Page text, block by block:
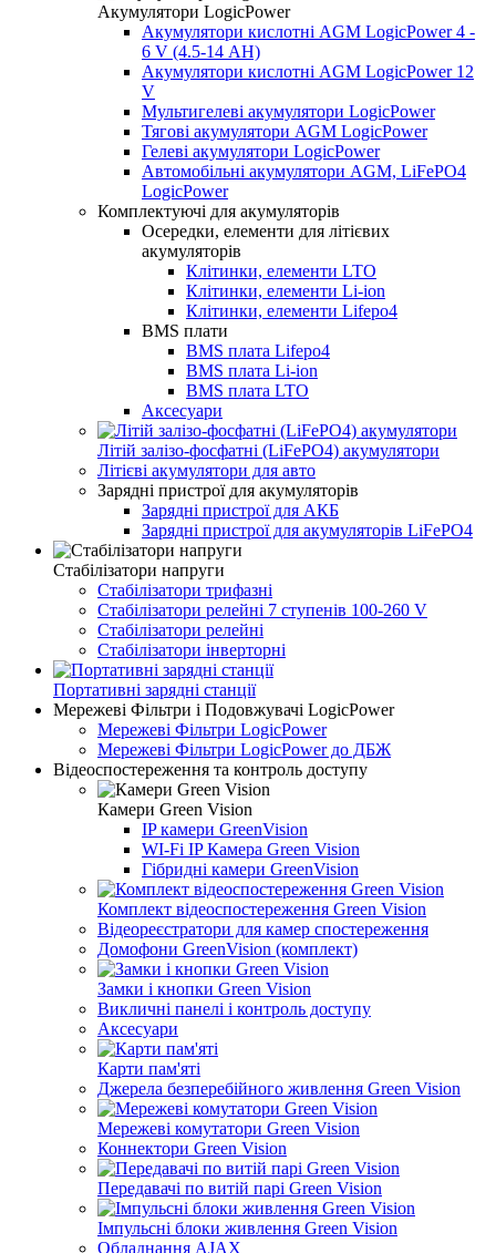
Акумулятори LogicPower
Акумулятори кислотні AGM LogicPower 4 -
6 V (4.5-14 АН)
Акумулятори кислотні AGM LogicPower 12
V
Мультигелеві акумулятори LogicPower
Тягові акумулятори AGM LogicPower
Гелеві акумулятори LogicPower
Автомобільні акумулятори AGM, LiFePO4
LogicPower
Комплектуючі для акумуляторів
Осередки, елементи для літієвих
акумуляторів
Клітинки, елементи LTO
Клітинки, елементи Li-ion
Клітинки, елементи Lifepo4
BMS плати
BMS плата Lifepo4
BMS плата Li-ion
BMS плата LTO
Аксесуари
Літій залізо-фосфатні (LiFePО4) акумулятори
Літієві акумулятори для авто
Зарядні пристрої для акумуляторів
Зарядні пристрої для АКБ
Зарядні пристрої для акумуляторів LiFePO4
Стабілізатори напруги
Стабілізатори трифазні
Стабілізатори релейні 7 ступенів 100-260 V
Стабілізатори релейні
Стабілізатори інверторні
Портативні зарядні станції
Мережеві Фільтри і Подовжувачі LogicPower
Мережеві Фільтри LogicPower
Мережеві Фільтри LogicPower до ДБЖ
Відеоспостереження та контроль доступу
Камери Green Vision
IP камери GreenVision
WI-Fi IP Камера Green Vision
Гібридні камери GreenVision
Комплект відеоспостереження Green Vision
Відеореєстратори для камер спостереження
Домофони GreenVision (комплект)
Замки і кнопки Green Vision
Викличні панелі і контроль доступу
Аксесуари
Карти пам'яті
Джерела безперебійного живлення Green Vision
Мережеві комутатори Green Vision
Коннектори Green Vision
Передавачі по витій парі Green Vision
Імпульсні блоки живлення Green Vision
Обладнання AJAX